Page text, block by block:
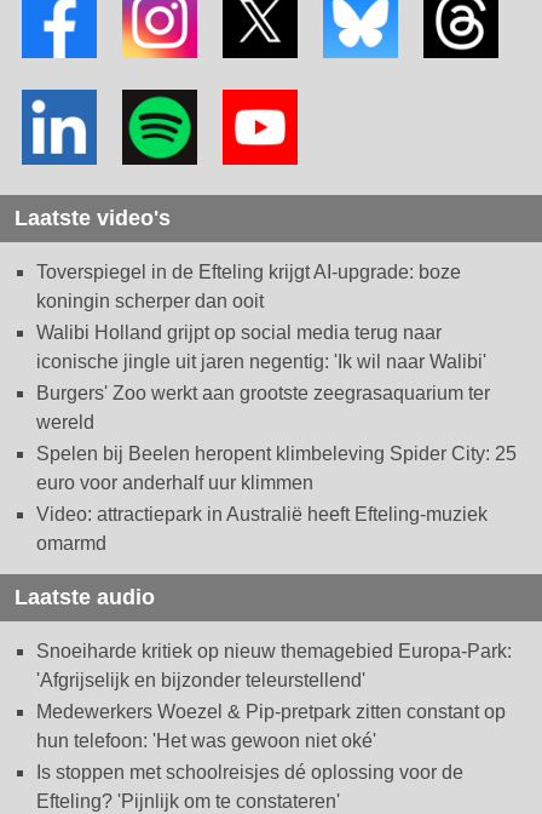
Laatste video's
Toverspiegel in de Efteling krijgt AI-upgrade: boze
koningin scherper dan ooit
Walibi Holland grijpt op social media terug naar
iconische jingle uit jaren negentig: 'Ik wil naar Walibi'
Burgers' Zoo werkt aan grootste zeegrasaquarium ter
wereld
Spelen bij Beelen heropent klimbeleving Spider City: 25
euro voor anderhalf uur klimmen
Video: attractiepark in Australië heeft Efteling-muziek
omarmd
Laatste audio
Snoeiharde kritiek op nieuw themagebied Europa-Park:
'Afgrijselijk en bijzonder teleurstellend'
Medewerkers Woezel & Pip-pretpark zitten constant op
hun telefoon: 'Het was gewoon niet oké'
Is stoppen met schoolreisjes dé oplossing voor de
Efteling? 'Pijnlijk om te constateren'